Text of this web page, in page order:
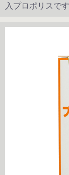
入プロポリスです